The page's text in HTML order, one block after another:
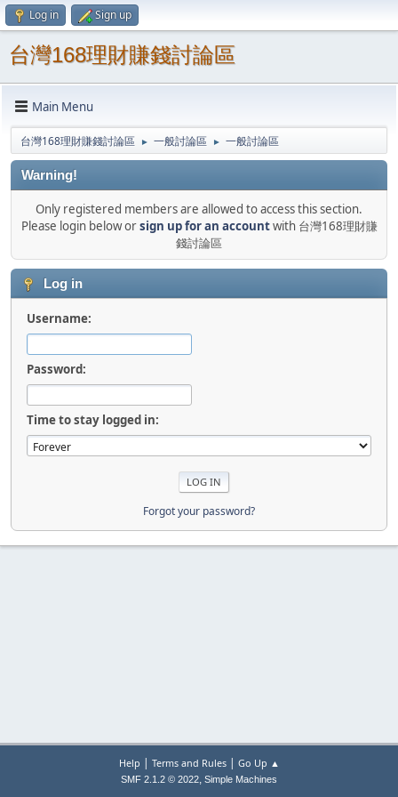
Log in Sign up
台灣168理財賺錢討論區
Main Menu
台灣168理財賺錢討論區 ► 一般討論區 ► 一般討論區
Warning!
Only registered members are allowed to access this section.
Please login below orsign up for an accountwith 台灣168理財賺
錢討論區
Log in
Username:
Password:
Time to stay logged in:
Forgot your password?
Help | Terms and Rules| Go Up ▲
SMF 2.1.2 © 2022, Simple Machines